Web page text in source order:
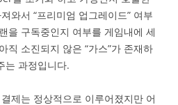
와서 “프리미엄 업그레이드” 여부
을 구독중인지 여부를 게임내에 세
직 소진되지 않은 “가스”가 존재하
는 과정입니다.
제는 정상적으로 이루어졌지만 어